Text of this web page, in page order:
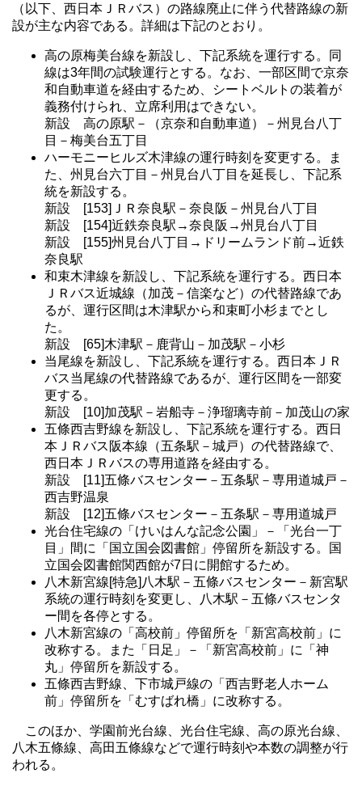
（以下、西日本ＪＲバス）の路線廃止に伴う代替路線の新
設が主な内容である。詳細は下記のとおり。
高の原梅美台線を新設し、下記系統を運行する。同
線は3年間の試験運行とする。なお、一部区間で京奈
和自動車道を経由するため、シートベルトの装着が
義務付けられ、立席利用はできない。
新設 高の原駅－（京奈和自動車道）－州見台八丁
目－梅美台五丁目
ハーモニーヒルズ木津線の運行時刻を変更する。ま
た、州見台六丁目－州見台八丁目を延長し、下記系
統を新設する。
新設 [153]ＪＲ奈良駅－奈良阪－州見台八丁目
新設 [154]近鉄奈良駅→奈良阪→州見台八丁目
新設 [155]州見台八丁目→ドリームランド前→近鉄
奈良駅
和束木津線を新設し、下記系統を運行する。西日本
ＪＲバス近城線（加茂－信楽など）の代替路線であ
るが、運行区間は木津駅から和束町小杉までとし
た。
新設 [65]木津駅－鹿背山－加茂駅－小杉
当尾線を新設し、下記系統を運行する。西日本ＪＲ
バス当尾線の代替路線であるが、運行区間を一部変
更する。
新設 [10]加茂駅－岩船寺－浄瑠璃寺前－加茂山の家
五條西吉野線を新設し、下記系統を運行する。西日
本ＪＲバス阪本線（五条駅－城戸）の代替路線で、
西日本ＪＲバスの専用道路を経由する。
新設 [11]五條バスセンター－五条駅－専用道城戸－
西吉野温泉
新設 [12]五條バスセンター－五条駅－専用道城戸
光台住宅線の「けいはんな記念公園」－「光台一丁
目」間に「国立国会図書館」停留所を新設する。国
立国会図書館関西館が7日に開館するため。
八木新宮線[特急]八木駅－五條バスセンター－新宮駅
系統の運行時刻を変更し、八木駅－五條バスセンタ
ー間を各停とする。
八木新宮線の「高校前」停留所を「新宮高校前」に
改称する。また「日足」－「新宮高校前」に「神
丸」停留所を新設する。
五條西吉野線、下市城戸線の「西吉野老人ホーム
前」停留所を「むすばれ橋」に改称する。
このほか、学園前光台線、光台住宅線、高の原光台線、
八木五條線、高田五條線などで運行時刻や本数の調整が行
われる。